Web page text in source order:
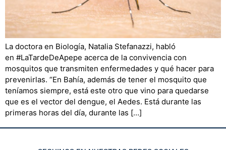
La doctora en Biología, Natalia Stefanazzi, habló
en #LaTardeDeApepe acerca de la convivencia con
mosquitos que transmiten enfermedades y qué hacer para
prevenirlas. “En Bahía, además de tener el mosquito que
teníamos siempre, está este otro que vino para quedarse
que es el vector del dengue, el Aedes. Está durante las
primeras horas del día, durante las […]